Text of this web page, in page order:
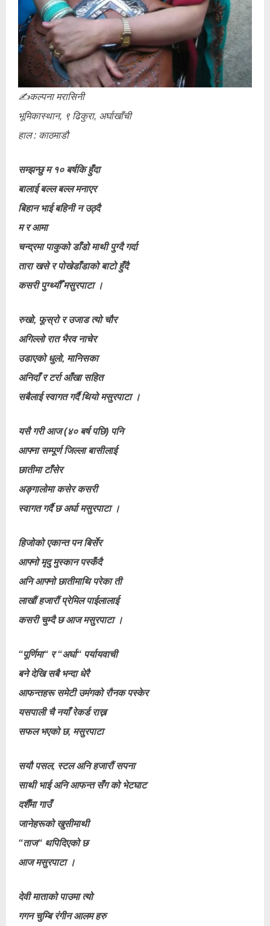
✍️कल्पना मरासिनी
भूमिकास्थान, ९ ढिकुरा, अर्घाखाँची
हाल : काठमाडौ
सम्झन्छु म १० बर्षकि हुँदा
बालाई बल्ल बल्ल मनाएर
बिहान भाई बहिनी न उठ्दै
म र आमा
चन्द्रमा पाकुको डाँडो माथी पुग्दै गर्दा
तारा खसे र पोखेडाँडाको बाटो हुँदै
कसरी पुग्थ्यौँ मसुरपाटा ।
रुखो, फूस्रो र उजाड त्यो चौर
अगिल्लो रात भैरव नाचेर
उडाएको धुलो, मानिसका
अनिदाँ र टर्रा आँखा सहित
सबैलाई स्वागत गर्दै थियो मसुरपाटा ।
यसै गरी आज (४० बर्ष पछि) पनि
आफ्ना सम्पूर्ण जिल्ला बासीलाई
छातीमा टाँसेर
अङ्गालोमा कसेर कसरी
स्वागत गर्दै छ अर्घा मसुरपाटा ।
हिजोको एकान्त पन बिर्सेर
आफ्नो मृदु मुस्कान पस्कँदै
अनि आफ्नो छातीमाथि परेका ती
लाखौं हजारौं प्रेमिल पाईलालाई
कसरी चुम्दै छ आज मसुरपाटा ।
“पूर्णिमा“ र “अर्घा“ पर्यायवाची
बने देखि सबै भन्दा धेरै
आफन्तहरू समेटी उमंगको रौनक पस्केर
यसपाली चै नयाँ रेकर्ड राख्न
सफल भएको छ, मसुरपाटा
सयौ पसल, स्टल अनि हजारौं सपना
साथी भाई अनि आफन्त सँग को भेटघाट
दशैँमा गाउँ
जानेहरूको खुसीमाथी
“ताज“ थपिदिएको छ
आज मसुरपाटा ।
देवी माताको पाउमा त्यो
गगन चुम्बि रंगीन आलम हरु